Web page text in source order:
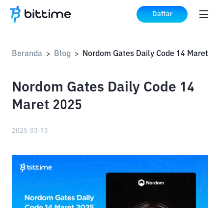
Daftar
Beranda > Blog > Nordom Gates Daily Code 14 Maret
Nordom Gates Daily Code 14
Maret 2025
2025-03-13